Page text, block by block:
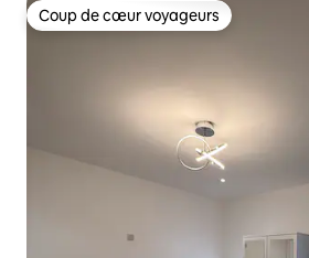
Coup de cœur voyageurs
Coup de cœur voyageurs